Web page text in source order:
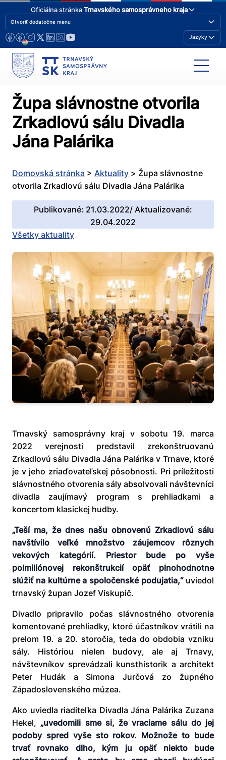
Oficiálna stránkaTrnavského samosprávneho kraja
Otvoriť dodatočne menu
Jazyky
Župa slávnostne otvorila
Zrkadlovú sálu Divadla
Jána Palárika
Domovská stránka > Aktuality > Župa slávnostne
otvorila Zrkadlovú sálu Divadla Jána Palárika
Publikované: 21.03.2022/ Aktualizované:
29.04.2022
Všetky aktuality
Trnavský samosprávny kraj v sobotu 19. marca
2022 verejnosti predstavil zrekonštruovanú
Zrkadlovú sálu Divadla Jána Palárika v Trnave, ktoré
je v jeho zriaďovateľskej pôsobnosti. Pri príležitosti
slávnostného otvorenia sály absolvovali návštevníci
divadla zaujímavý program s prehliadkami a
koncertom klasickej hudby.
„Teší ma, že dnes našu obnovenú Zrkadlovú sálu
navštívilo veľké množstvo záujemcov rôznych
vekových kategórií. Priestor bude po vyše
polmiliónovej rekonštrukcií opäť plnohodnotne
slúžiť na kultúrne a spoločenské podujatia,“ uviedol
trnavský župan Jozef Viskupič.
Divadlo pripravilo počas slávnostného otvorenia
komentované prehliadky, ktoré účastníkov vrátili na
prelom 19. a 20. storočia, teda do obdobia vzniku
sály. Históriou nielen budovy, ale aj Trnavy,
návštevníkov sprevádzali kunsthistorik a architekt
Peter Hudák a Simona Jurčová zo župného
Západoslovenského múzea.
Ako uviedla riaditeľka Divadla Jána Palárika Zuzana
Hekel, „uvedomili sme si, že vraciame sálu do jej
podoby spred vyše sto rokov. Možnože to bude
trvať rovnako dlho, kým ju opäť niekto bude